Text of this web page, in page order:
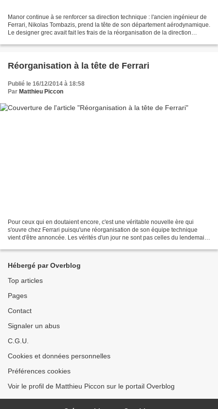
Manor continue à se renforcer sa direction technique : l'ancien ingénieur de
Ferrari, Nikolas Tombazis, prend la tête de son département aérodynamique.
Le designer grec avait fait les frais de la réorganisation de la direction
Réorganisation à la tête de Ferrari
Publié le 16/12/2014 à 18:58
Par Matthieu Piccon
Pour ceux qui en doutaient encore, c'est une véritable nouvelle ère qui
s'ouvre chez Ferrari puisqu'une réorganisation de son équipe technique
vient d'être annoncée. Les vérités d'un jour ne sont pas celles du lendemain.
Hébergé par Overblog
Top articles
Pages
Contact
Signaler un abus
C.G.U.
Cookies et données personnelles
Préférences cookies
Voir le profil de Matthieu Piccon sur le portail Overblog